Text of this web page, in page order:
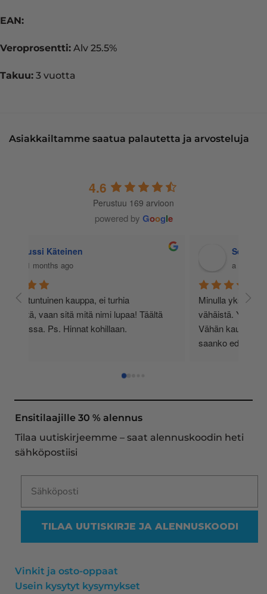
EAN:
Veroprosentti: Alv 25.5%
Takuu: 3 vuotta
Asiakkailtamme saatua palautetta ja arvosteluja
4.6
Perustuu 169 arvioon
powered by Google
Jussi Käteinen
Asiallisen tuntuinen kauppa, ei turhia
härpäkkeitä, vaan sitä mitä nimi lupaa! Täältä
haen jatkossa. Ps. Hinnat kohillaan.
Ensitilaajille 30 % alennus
Tilaa uutiskirjeemme – saat alennuskoodin heti
sähköpostiisi
TILAA UUTISKIRJE JA ALENNUSKOODI
Vinkit ja osto-oppaat
Usein kysytyt kysymykset